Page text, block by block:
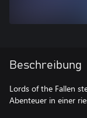
Beschreibung
Lords of the Fallen
Abenteuer in einer